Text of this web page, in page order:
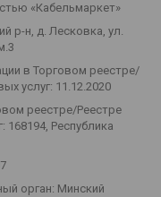
«Кабельмаркет»
р-н, д. Лесковка, ул.
в Торговом реестре/
услуг: 11.12.2020
реестре/Реестре
168194, Республика
орган: Минский